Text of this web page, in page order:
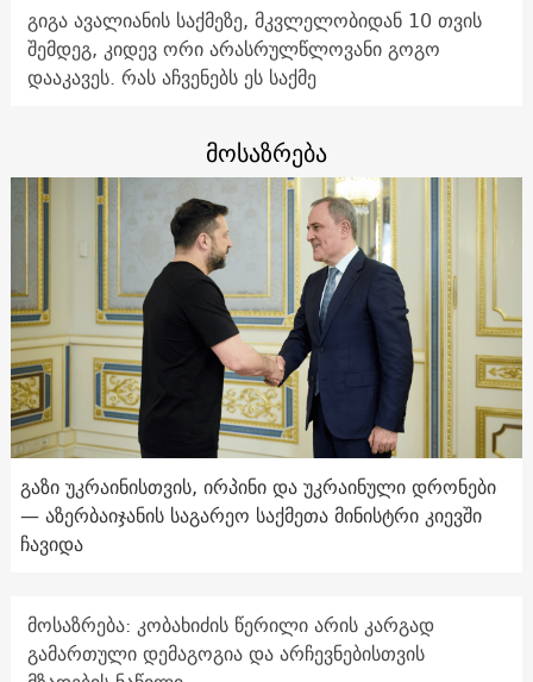
გიგა ავალიანის საქმეზე, მკვლელობიდან 10 თვის
შემდეგ, კიდევ ორი არასრულწლოვანი გოგო
დააკავეს. რას აჩვენებს ეს საქმე
მოსაზრება
გაზი უკრაინისთვის, ირპინი და უკრაინული დრონები
— აზერბაიჯანის საგარეო საქმეთა მინისტრი კიევში
ჩავიდა
მოსაზრება: კობახიძის წერილი არის კარგად
გამართული დემაგოგია და არჩევნებისთვის